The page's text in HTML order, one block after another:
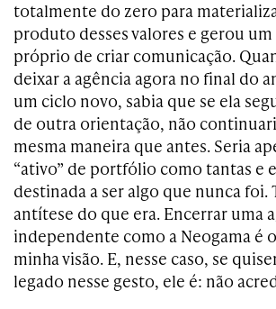
totalmente do zero para
produto desses valores e gerou
próprio de criar comunicação.
deixar a agência agora no final do
um ciclo novo, sabia que se ela
de outra orientação, não
mesma maneira que antes. Seria
“ativo” de portfólio como tantas e
destinada a ser algo que nunca foi.
antítese do que era. Encerrar uma
independente como a Neogama é
minha visão. E, nesse caso, se
legado nesse gesto, ele é: não